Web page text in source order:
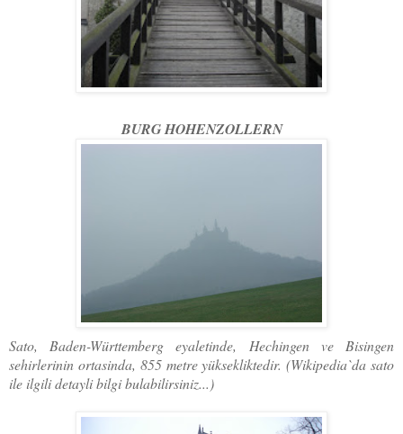
BURG HOHENZOLLERN
Sato, Baden-Württemberg eyaletinde, Hechingen ve Bisingen
sehirlerinin ortasinda, 855 metre yüksekliktedir. (Wikipedia`da sato
ile ilgili detayli bilgi bulabilirsiniz...)